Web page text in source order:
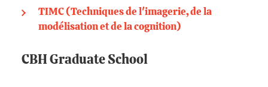
TIMC (Techniques de l'imagerie, de la
modélisation et de la cognition)
CBH Graduate School